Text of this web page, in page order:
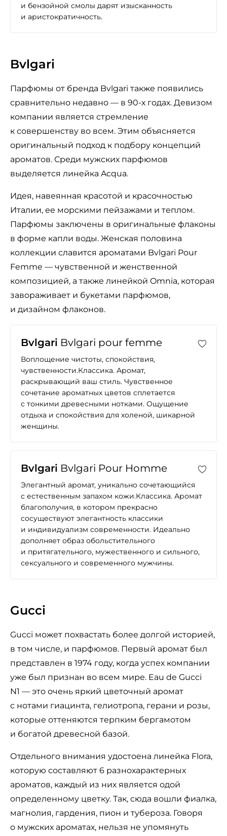
и бензойной смолы дарят изысканность
и аристократичность.
Bvlgari
Парфюмы от бренда Bvlgari также появились
сравнительно недавно — в 90-х годах. Девизом
компании является стремление
к совершенству во всем. Этим объясняется
оригинальный подход к подбору концепций
ароматов. Среди мужских парфюмов
выделяется линейка Acqua.
Идея, навеянная красотой и красочностью
Италии, ее морскими пейзажами и теплом.
Парфюмы заключены в оригинальные флаконы
в форме капли воды. Женская половина
коллекции славится ароматами Bvlgari Pour
Femme — чувственной и женственной
композицией, а также линейкой Omnia, которая
завораживает и букетами парфюмов,
и дизайном флаконов.
Bvlgari Bvlgari pour femme
Воплощение чистоты, спокойствия,
чувственности.Классика. Аромат,
раскрывающий ваш стиль. Чувственное
сочетание ароматных цветов сплетается
с тонкими древесными нотками. Ощущение
отдыха и спокойствия для холеной, шикарной
женщины.
Bvlgari Bvlgari Pour Homme
Элегантный аромат, уникально сочетающийся
с естественным запахом кожи.Классика. Аромат
благополучия, в котором прекрасно
сосуществуют элегантность классики
и индивидуализм современности. Идеально
дополняет образ обольстительного
и притягательного, мужественного и сильного,
сексуального и современного мужчины.
Gucci
Gucci может похвастать более долгой историей,
в том числе, и парфюмов. Первый аромат был
представлен в 1974 году, когда успех компании
уже был признан во всем мире. Eau de Gucci
N1 — это очень яркий цветочный аромат
с нотами гиацинта, гелиотропа, герани и розы,
которые оттеняются терпким бергамотом
и богатой древесной базой.
Отдельного внимания удостоена линейка Flora,
которую составляют 6 разнохарактерных
ароматов, каждый из них является одой
определенному цветку. Так, сюда вошли фиалка,
магнолия, гардения, пион и тубероза. Говоря
о мужских ароматах, нельзя не упомянуть